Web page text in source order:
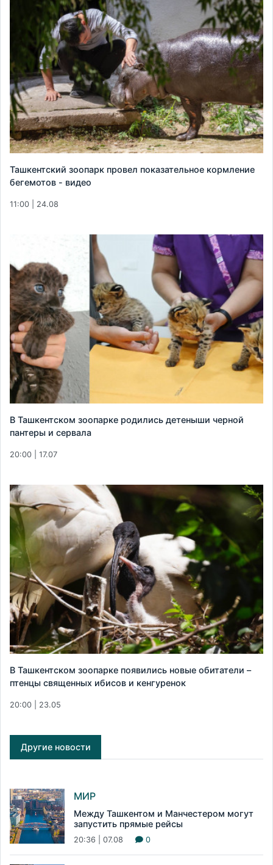
Ташкентский зоопарк провел показательное кормление
бегемотов - видео
11:00 | 24.08
В Ташкентском зоопарке родились детеныши черной
пантеры и сервала
20:00 | 17.07
В Ташкентском зоопарке появились новые обитатели –
птенцы священных ибисов и кенгуренок
20:00 | 23.05
Другие новости
МИР
Между Ташкентом и Манчестером могут
запустить прямые рейсы
20:36 | 07.08 0